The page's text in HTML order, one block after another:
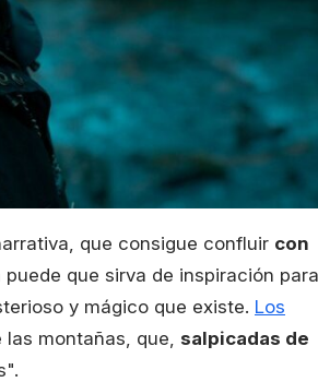
que consigue confluir con
que sirva de inspiración para
y mágico que existe. Los
montañas, que, salpicadas de